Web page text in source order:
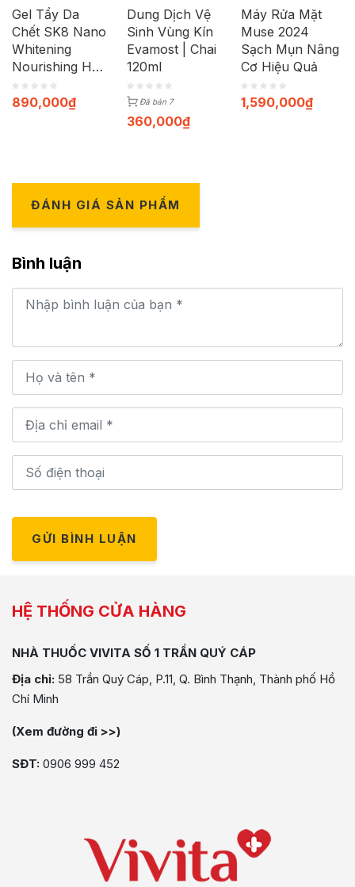
Gel Tẩy Da
Chết SK8 Nano
Whitening
Nourishing Hỗ
Trợ Làm Sáng
Mịn Da Cơ Thể
890,000₫
Dung Dịch Vệ
Sinh Vùng Kín
Evamost | Chai
120ml
Đã bán 7
360,000₫
Máy Rửa Mặt
Muse 2024
Sạch Mụn Nâng
Cơ Hiệu Quả
1,590,000₫
ĐÁNH GIÁ SẢN PHẨM
Bình luận
GỬI BÌNH LUẬN
HỆ THỐNG CỬA HÀNG
NHÀ THUỐC VIVITA SỐ 1 TRẦN QUÝ CÁP
Địa chỉ: 58 Trần Quý Cáp, P.11, Q. Bình Thạnh, Thành phố Hồ
Chí Minh
(Xem đường đi >>)
SĐT: 0906 999 452